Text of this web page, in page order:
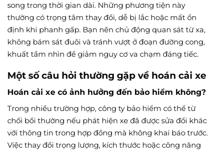
song trong thời gian dài. Những phương tiện này
thường có trọng tâm thay đổi, dễ bị lắc hoặc mất ổn
định khi phanh gấp. Bạn nên chủ động quan sát từ xa,
không bám sát đuôi và tránh vượt ở đoạn đường cong,
khuất tầm nhìn để giảm nguy cơ va chạm đáng tiếc.
Một số câu hỏi thường gặp về hoán cải xe
Hoán cải xe có ảnh hưởng đến bảo hiểm không?
Trong nhiều trường hợp, công ty bảo hiểm có thể từ
chối bồi thường nếu phát hiện xe đã được sửa đổi khác
với thông tin trong hợp đồng mà không khai báo trước.
Việc thay đổi trọng lượng, kích thước hoặc công năng